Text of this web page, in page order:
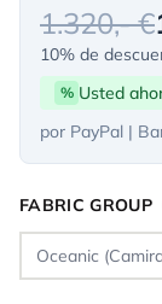
1.320,- €
10% de
% Usted
por PayPal |
FABRIC GROUP